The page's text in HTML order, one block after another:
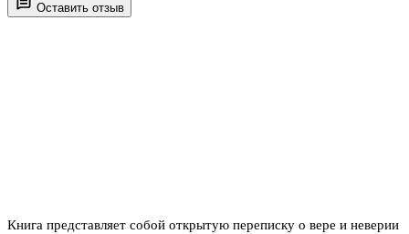
Оставить отзыв
Книга представляет собой открытую переписку о вере и неверии